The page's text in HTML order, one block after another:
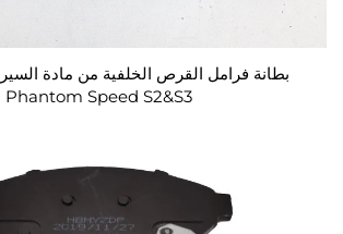
Phantom Speed S2&S3